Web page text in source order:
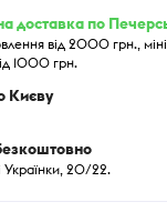
доставка по
від 2000 грн.,
1000 грн.
Києву
Українки, 20/22.